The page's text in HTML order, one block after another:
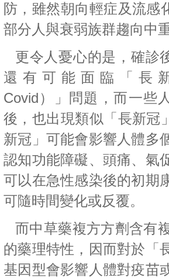
防，雖然朝向輕症及流感
部分人與衰弱族群趨向中
更令人憂心的是，確診
還有可能面臨「長
Covid）」問題，而一些
後，也出現類似「長新冠
新冠」可能會影響人體多
認知功能障礙、頭痛、氣
可以在急性感染後的初期
可隨時間變化或反覆。
而中草藥複方方劑含有
的藥理特性，因而對於「
基因型會影響人體對疫苗